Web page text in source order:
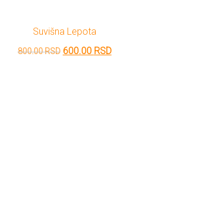
Suvišna Lepota
800.00RSD Originalna
600.00 RSDTrenutna